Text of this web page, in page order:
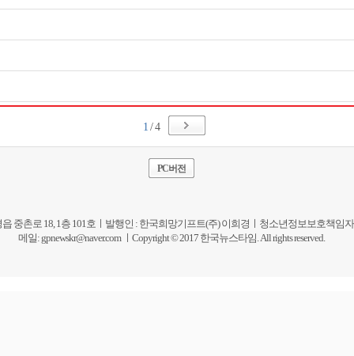
1/ 4
PC버전
중촌로 18, 1층 101호ㅣ발행인 : 한국희망기프트(주) 이희경ㅣ청소년정보보호책임자
메일: gpnewskr@naver.comㅣCopyright © 2017 한국뉴스타임. All rights reserved.